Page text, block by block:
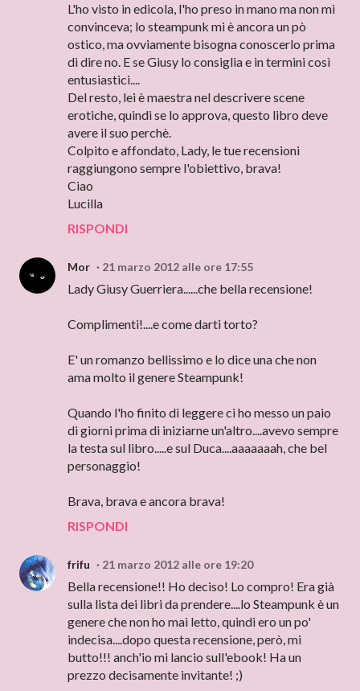
L'ho visto in edicola, l'ho preso in mano ma non mi
convinceva; lo steampunk mi è ancora un pò
ostico, ma ovviamente bisogna conoscerlo prima
di dire no. E se Giusy lo consiglia e in termini così
entusiastici....
Del resto, lei è maestra nel descrivere scene
erotiche, quindi se lo approva, questo libro deve
avere il suo perchè.
Colpito e affondato, Lady, le tue recensioni
raggiungono sempre l'obiettivo, brava!
Ciao
Lucilla
RISPONDI
Mor 21 marzo 2012 alle ore 17:55
Lady Giusy Guerriera......che bella recensione!
Complimenti!....e come darti torto?
E' un romanzo bellissimo e lo dice una che non
ama molto il genere Steampunk!
Quando l'ho finito di leggere ci ho messo un paio
di giorni prima di iniziarne un'altro....avevo sempre
la testa sul libro.....e sul Duca....aaaaaaah, che bel
personaggio!
Brava, brava e ancora brava!
RISPONDI
frifu 21 marzo 2012 alle ore 19:20
Bella recensione!! Ho deciso! Lo compro! Era già
sulla lista dei libri da prendere....lo Steampunk è un
genere che non ho mai letto, quindi ero un po'
indecisa....dopo questa recensione, però, mi
butto!!! anch'io mi lancio sull'ebook! Ha un
prezzo decisamente invitante! ;)